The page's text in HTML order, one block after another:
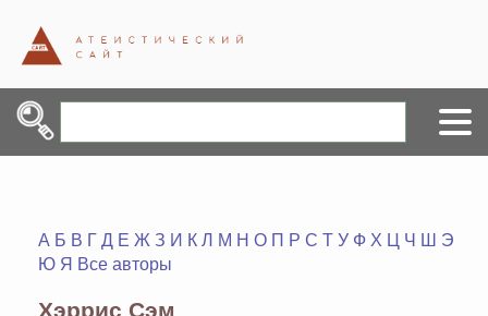
А Б В Г Д Е Ж З И К Л М Н О П Р С Т У Ф Х Ц Ч Ш
Э
Ю Я Все авторы
Хэррис Сэм